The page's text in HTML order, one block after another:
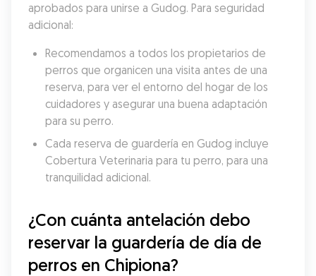
aprobados para unirse a Gudog. Para seguridad
adicional:
Recomendamos a todos los propietarios de
perros que organicen una visita antes de una
reserva, para ver el entorno del hogar de los
cuidadores y asegurar una buena adaptación
para su perro.
Cada reserva de guardería en Gudog incluye
Cobertura Veterinaria para tu perro, para una
tranquilidad adicional.
¿Con cuánta antelación debo
reservar la guardería de día de
perros en Chipiona?